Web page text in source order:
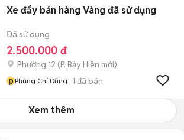
Xe đẩy bán hàng Vàng đã sử dụng
Đã sử dụng
2.500.000 đ
Phường 12 (P. Bảy Hiền mới)
pPhùng Chí Dũng 1 đã bán
Xem thêm